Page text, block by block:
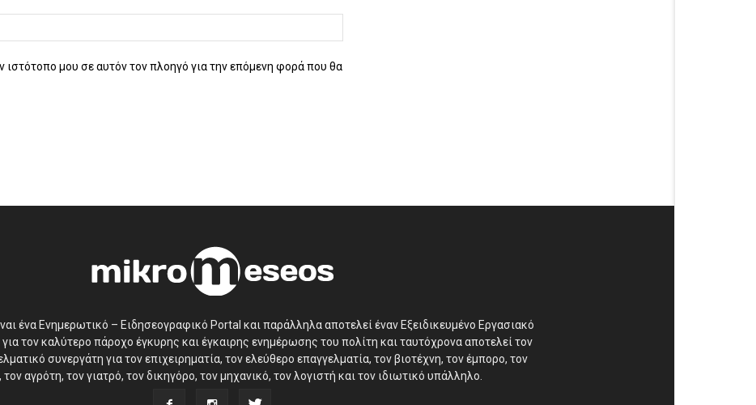
μου σε αυτόν τον πλοηγό για την επόμενη φορά που θα
ένα Ενημερωτικό – Ειδησεογραφικό Portal και παράλληλα αποτελεί έναν Εξειδικευμένο Εργασιακό
τον καλύτερο πάροχο έγκυρης και έγκαιρης ενημέρωσης του πολίτη και ταυτόχρονα αποτελεί τον
συνεργάτη για τον επιχειρηματία, τον ελεύθερο επαγγελματία, τον βιοτέχνη, τον έμπορο, τον
αγρότη, τον γιατρό, τον δικηγόρο, τον μηχανικό, τον λογιστή και τον ιδιωτικό υπάλληλο.